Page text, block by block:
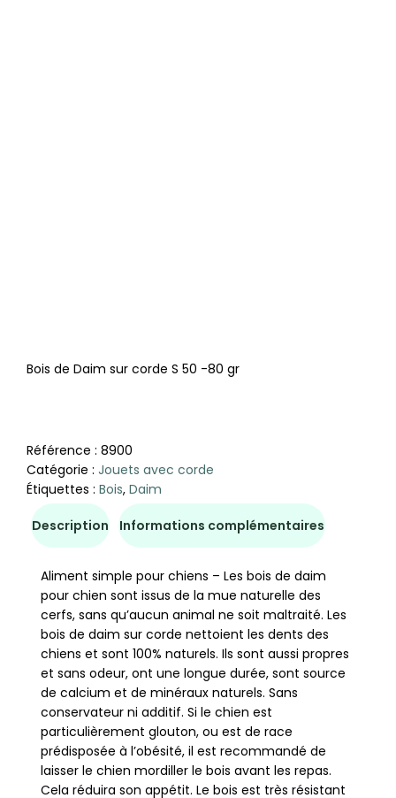
Bois de Daim sur corde S 50 -80 gr
Référence : 8900
Catégorie : Jouets avec corde
Étiquettes : Bois, Daim
Description Informations complémentaires
Aliment simple pour chiens – Les bois de daim
pour chien sont issus de la mue naturelle des
cerfs, sans qu’aucun animal ne soit maltraité. Les
bois de daim sur corde nettoient les dents des
chiens et sont 100% naturels. Ils sont aussi propres
et sans odeur, ont une longue durée, sont source
de calcium et de minéraux naturels. Sans
conservateur ni additif. Si le chien est
particulièrement glouton, ou est de race
prédisposée à l’obésité, il est recommandé de
laisser le chien mordiller le bois avant les repas.
Cela réduira son appétit. Le bois est très résistant